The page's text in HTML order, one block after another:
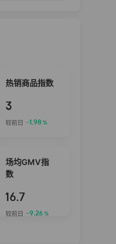
热销商品指数
3
较前日 -1.98 %
场均GMV指
数
16.7
较前日 -9.26 %